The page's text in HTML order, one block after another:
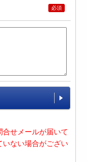
せメールが届いて
ない場合がござい